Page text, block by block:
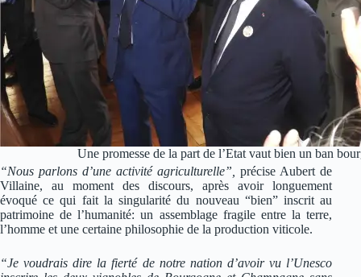
Une promesse de la part de l’Etat vaut bien un ban
“Nous parlons d’une activité agriculturelle”, précise Aubert de
Villaine, au moment des discours, après avoir longuement
évoqué ce qui fait la singularité du nouveau “bien” inscrit au
patrimoine de l’humanité: un assemblage fragile entre la terre,
l’homme et une certaine philosophie de la production viticole.
“Je voudrais dire la fierté de notre nation d’avoir vu l’Unesco